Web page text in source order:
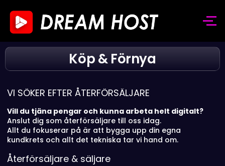
Köp & Förnya
VI SÖKER EFTER ÅTERFÖRSÄLJARE
Vill du tjäna pengar och kunna arbeta helt digitalt?
Anslut dig som återförsäljare till oss idag.
Allt du fokuserar på är att bygga upp din egna
kundkrets och allt det tekniska tar vi hand om.
Återförsäljare & säljare